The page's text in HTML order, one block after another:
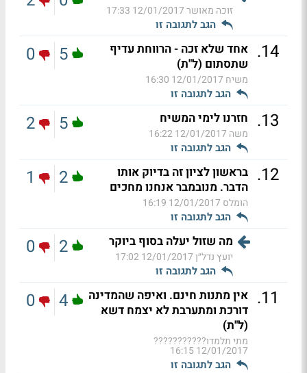
זוכה מאושר12/01/2017 17:33
הגב לתגובה זו
14
. אחד שלא זכה - הרווחת עדיף
שתסתום (ל"ת)
משיח 12/01/2017 16:30
הגב לתגובה זו
5
0
13
. חזרנו לימי המשיח
משה 12/01/2017 16:22
הגב לתגובה זו
5
2
12
. בראשון לציון זה בדיוק אותו
הדבר. מנובמבר אנחנו מחכים
הומלס 12/01/2017 16:19
הגב לתגובה זו
2
1
מה שזול יעלה בסוף ביוקר
יועץ נדל״ן12/01/2017 17:02
הגב לתגובה זו
2
0
11
. אין מתנות חינם. ואיפה שהמדינה
דורכת ומתערבת לא יצמח דשא
(ל"ת)
מתי תלמדו???????????
12/01/2017 16:15
הגב לתגובה זו
4
0